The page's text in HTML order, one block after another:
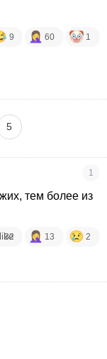
9 60 1
5
1
тем более из
32 13 2